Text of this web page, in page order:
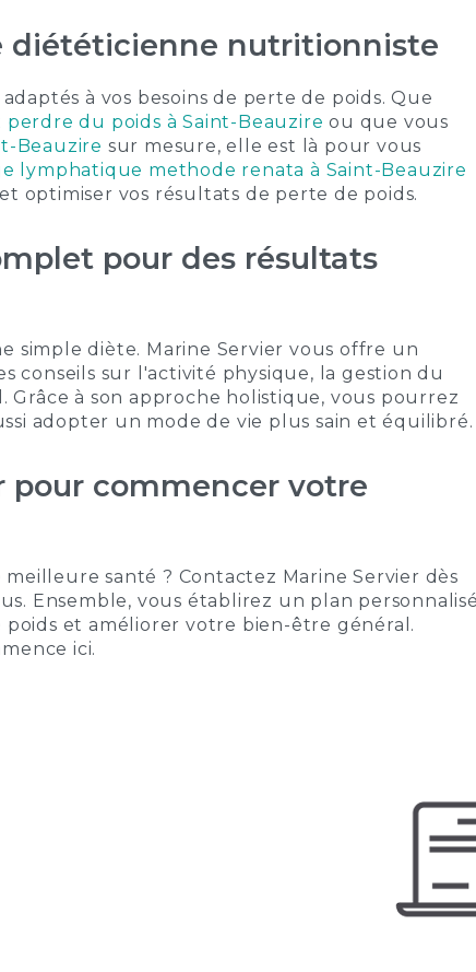
diététicienne nutritionniste
à vos besoins de perte de poids. Que
du poids à Saint-Beauzire ou que vous
Beauzire sur mesure, elle est là pour vous
lymphatique methode renata à Saint-Beauzire
optimiser vos résultats de perte de poids.
pour des résultats
simple diète. Marine Servier vous offre un
conseils sur l'activité physique, la gestion du
à son approche holistique, vous pourrez
adopter un mode de vie plus sain et équilibré.
pour commencer votre
santé ? Contactez Marine Servier dès
Ensemble, vous établirez un plan personnalisé
et améliorer votre bien-être général.
ici.